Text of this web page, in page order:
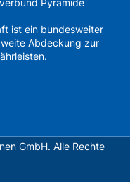
Pyramide
ist ein bundesweiter
Abdeckung zur
GmbH. Alle Rechte